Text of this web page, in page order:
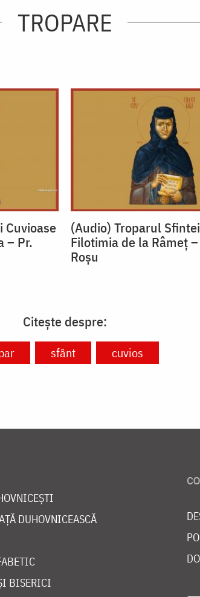
TROPARE
Cuvioase
– Pr.
(Audio) Troparul
Filotimia de la Râmeț
Roșu
Citește despre:
sfânt cuvios
DUHOVNICEASCĂ
BISERICI